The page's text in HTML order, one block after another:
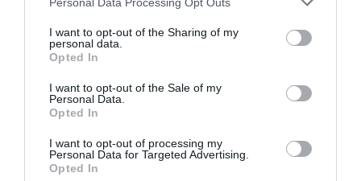
I want to opt-out of the Sharing of my
personal data.
Opted In
I want to opt-out of the Sale of my
Personal Data.
Opted In
I want to opt-out of processing my
Personal Data for Targeted Advertising.
Opted In